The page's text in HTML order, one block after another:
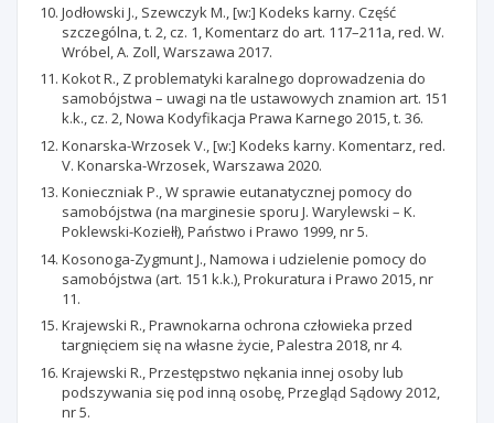
Jodłowski J., Szewczyk M., [w:] Kodeks karny. Część
szczególna, t. 2, cz. 1, Komentarz do art. 117–211a, red. W.
Wróbel, A. Zoll, Warszawa 2017.
Kokot R., Z problematyki karalnego doprowadzenia do
samobójstwa – uwagi na tle ustawowych znamion art. 151
k.k., cz. 2, Nowa Kodyfikacja Prawa Karnego 2015, t. 36.
Konarska-Wrzosek V., [w:] Kodeks karny. Komentarz, red.
V. Konarska-Wrzosek, Warszawa 2020.
Konieczniak P., W sprawie eutanatycznej pomocy do
samobójstwa (na marginesie sporu J. Warylewski – K.
Poklewski-Koziełł), Państwo i Prawo 1999, nr 5.
Kosonoga-Zygmunt J., Namowa i udzielenie pomocy do
samobójstwa (art. 151 k.k.), Prokuratura i Prawo 2015, nr
11.
Krajewski R., Prawnokarna ochrona człowieka przed
targnięciem się na własne życie, Palestra 2018, nr 4.
Krajewski R., Przestępstwo nękania innej osoby lub
podszywania się pod inną osobę, Przegląd Sądowy 2012,
nr 5.